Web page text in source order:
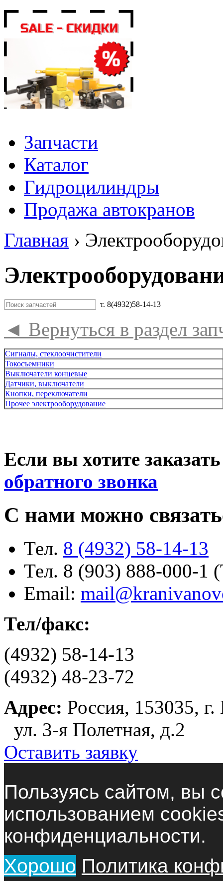
Запчасти
Каталог
Гидроцилиндры
Продажа автокранов
Главная ›
т. 8(4932)58-14-13
◄ Вернуться в раздел
Сигналы, стеклоочистители
Токосъемники
Выключатели концевые
Датчики, выключатели
Кнопки, переключатели
Прочее электрооборудование
Если вы хотите
обратного звонка
С нами можно
Тел. 8 (4932) 58-14-13
Тел. 8 (903) 888-000-1
Email:
Тел/факс:
(4932) 58-14-13
(4932) 48-23-72
Адрес: Россия, 153035,
ул. 3-я Полетная, д.2
Оставить заявку
Пользуясь сайтом, вы
использованием
конфиденциальности.
Хорошо Политика